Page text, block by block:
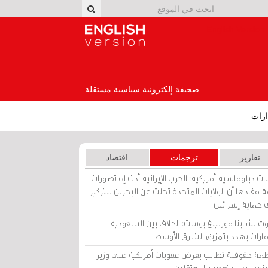
صحيفة إلكترونية سياسية مستقلة
تقارير ترجمات اقتصاد
دبلوماسية أمريكية: الحرب الإيرانية أدت إلى تصورات
مفادها أن الولايات المتحدة تخلت عن البحرين للتركيز
حماية إسرائيل
تشاينا مورنينغ بوست: الخلاف بين السعودية
يهدد بتمزيق الشرق الأوسط
حقوقية تطالب بفرض عقوبات أمريكية على وزير